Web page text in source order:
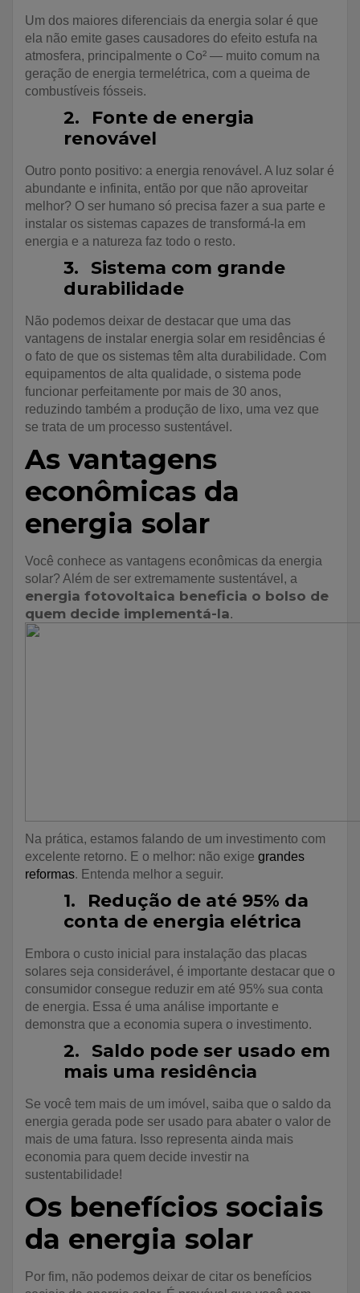
Um dos maiores diferenciais da energia solar é que
ela não emite gases causadores do efeito estufa na
atmosfera, principalmente o Co² — muito comum na
geração de energia termelétrica, com a queima de
combustíveis fósseis.
2.
Fonte de energia
renovável
Outro ponto positivo: a energia renovável. A luz solar é
abundante e infinita, então por que não aproveitar
melhor? O ser humano só precisa fazer a sua parte e
instalar os sistemas capazes de transformá-la em
energia e a natureza faz todo o resto.
3.
Sistema com grande
durabilidade
Não podemos deixar de destacar que uma das
vantagens de instalar energia solar em residências é
o fato de que os sistemas têm alta durabilidade. Com
equipamentos de alta qualidade, o sistema pode
funcionar perfeitamente por mais de 30 anos,
reduzindo também a produção de lixo, uma vez que
se trata de um processo sustentável.
As vantagens
econômicas da
energia solar
Você conhece as vantagens econômicas da energia
solar? Além de ser extremamente sustentável, a
energia fotovoltaica beneficia o bolso de
quem decide implementá-la.
Na prática, estamos falando de um investimento com
excelente retorno. E o melhor: não exige grandes
reformas. Entenda melhor a seguir.
1.
Redução de até 95% da
conta de energia elétrica
Embora o custo inicial para instalação das placas
solares seja considerável, é importante destacar que o
consumidor consegue reduzir em até 95% sua conta
de energia. Essa é uma análise importante e
demonstra que a economia supera o investimento.
2.
Saldo pode ser usado em
mais uma residência
Se você tem mais de um imóvel, saiba que o saldo da
energia gerada pode ser usado para abater o valor de
mais de uma fatura. Isso representa ainda mais
economia para quem decide investir na
sustentabilidade!
Os benefícios sociais
da energia solar
Por fim, não podemos deixar de citar os benefícios